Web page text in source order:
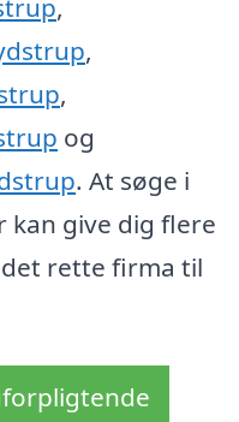
,
,
,
og
. At søge i
give dig flere
rette firma til